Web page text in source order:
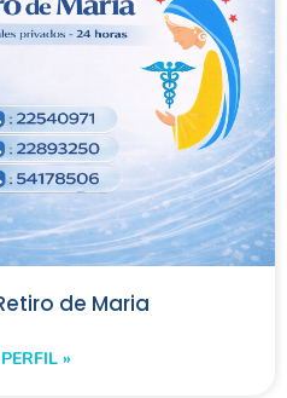
de Maria
»